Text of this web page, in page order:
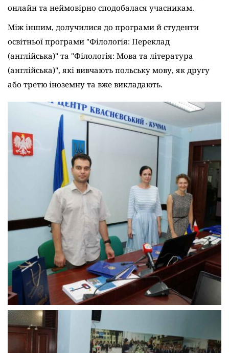
онлайн та неймовірно сподобалася учасникам.
Між іншим, долучилися до програми й студенти
освітньої програми "Філологія: Переклад
(англійська)" та "Філологія: Мова та література
(англійська)", які вивчають польську мову, як другу
або третю іноземну та вже викладають.